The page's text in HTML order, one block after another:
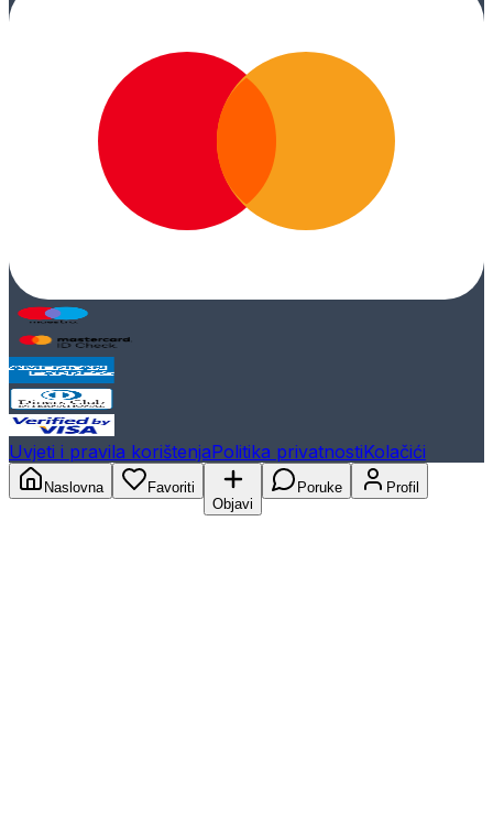
Uvjeti i pravila korištenjaPolitika privatnostiKolačići
Naslovna
Favoriti
Objavi
Poruke Profil